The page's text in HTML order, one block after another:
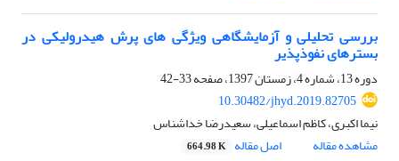
بررسی تحلیلی و آزمایشگاهی ویژگی های پرش هیدرولیکی در
بسترهای نفوذپذیر
دوره 13، شماره 4، زمستان 1397، صفحه
33-42
10.30482/jhyd.2019.82705
نیما اکبری، کاظم اسماعیلی، سعیدرضا خداشناس
مشاهده مقاله
اصل مقاله 664.98 K